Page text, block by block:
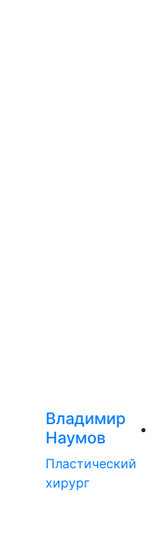
Владимир
Наумов
Пластический
хирург